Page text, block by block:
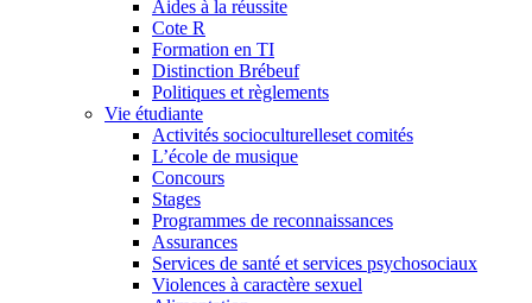
Aides à la réussite
Cote R
Formation en TI
Distinction Brébeuf
Politiques et règlements
Vie étudiante
Activités socioculturelleset comités
L’école de musique
Concours
Stages
Programmes de reconnaissances
Assurances
Services de santé et services psychosociaux
Violences à caractère sexuel